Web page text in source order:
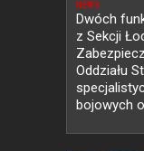
NEWS
Dwóch
z Sekcji
Oddziału
bojowych